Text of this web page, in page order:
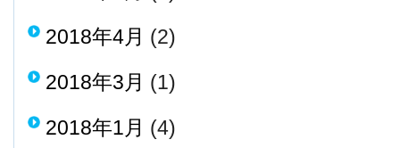
2018年4月 (2)
2018年3月 (1)
2018年1月 (4)